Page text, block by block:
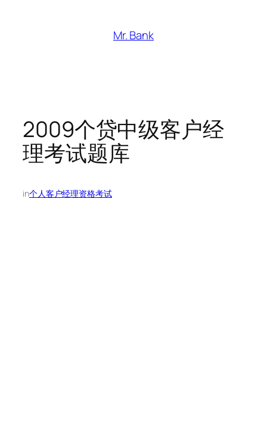
Mr. Bank
2009个贷中级客户经
理考试题库
in个人客户经理资格考试